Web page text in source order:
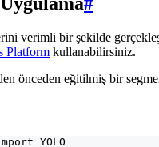
verimli bir şekilde
Platform kullanabilirsiniz.
önceden eğitilmiş bir
YOLO